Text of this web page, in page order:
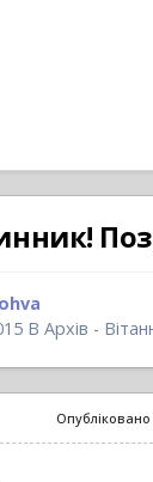
В Архів -
Опубліковано